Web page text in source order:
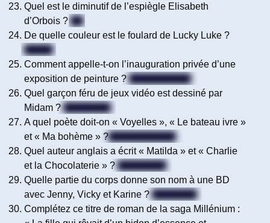
Quel est le diminutif de l’espiègle Elisabeth
d’Orbois ? Lili
De quelle couleur est le foulard de Lucky Luke ?
Rouge
Comment appelle-t-on l’inauguration privée d’une
exposition de peinture ? Un vernissage
Quel garçon féru de jeux vidéo est dessiné par
Midam ? Kid Paddle
A quel poète doit-on « Voyelles », « Le bateau ivre »
et « Ma bohème » ?Arthur Rimbaud
Quel auteur anglais a écrit « Matilda » et « Charlie
et la Chocolaterie » ? Roald Dahl
Quelle partie du corps donne son nom à une BD
avec Jenny, Vicky et Karine ? Le nombril
Complétez ce titre de roman de la saga Millénium :